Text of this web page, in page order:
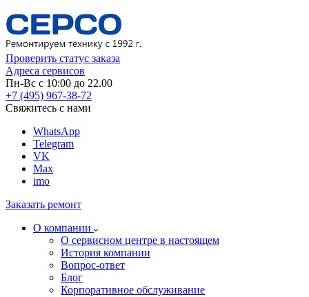
Проверить статус заказа
Адреса сервисов
Пн-Вс с 10:00 до 22.00
+7 (495) 967-38-72
Свяжитесь с нами
WhatsApp
Telegram
VK
Max
imo
Заказать ремонт
О компании
О сервисном центре в настоящем
История компании
Вопрос-ответ
Блог
Корпоративное обслуживание